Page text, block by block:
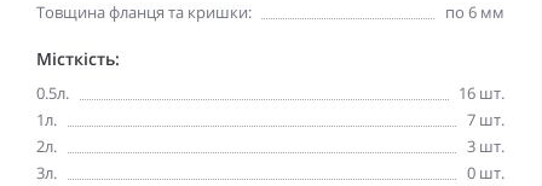
Товщина фланця та кришки:
по 6 мм
Місткість:
0.5л.
16 шт.
1л.
7 шт.
2л.
3 шт.
3л.
0 шт.